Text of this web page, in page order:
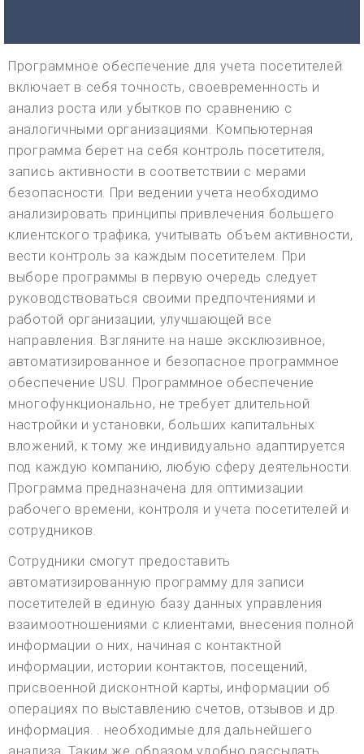
Программное обеспечение для учета посетителей
включает в себя точность, своевременность и
анализ роста или убытков по сравнению с
аналогичными организациями. Компьютерная
программа берет на себя контроль посетителя,
запись активности в соответствии с мерами
безопасности. При ведении учета необходимо
анализировать принципы привлечения большего
клиентского трафика, учитывать объем активности,
вести контроль за каждым посетителем. При
выборе программы в первую очередь следует
руководствоваться своими предпочтениями и
работой организации, улучшающей все
направления. Взгляните на наше эксклюзивное,
автоматизированное и безопасное программное
обеспечение USU. Программное обеспечение
многофункционально, не требует длительной
настройки и установки, больших капитальных
вложений, к тому же индивидуально адаптируется
под каждую компанию, любую сферу деятельности.
Программа предназначена для оптимизации
рабочего времени, контроля и учета посетителей и
сотрудников.
Сотрудники смогут предоставить
автоматизированную программу для записи
посетителей в единую базу данных управления
взаимоотношениями с клиентами, внесения полной
информации о них, начиная с контактной
информации, истории контактов, посещений,
присвоенной дисконтной карты, информации об
операциях по выставлению счетов, отзывов и др.
информация. . необходимые для дальнейшего